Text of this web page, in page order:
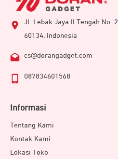
Jl. Lebak Jaya II Tengah No.
60134, Indonesia
cs@dorangadget.com
087834601568
Informasi
Tentang Kami
Kontak Kami
Lokasi Toko